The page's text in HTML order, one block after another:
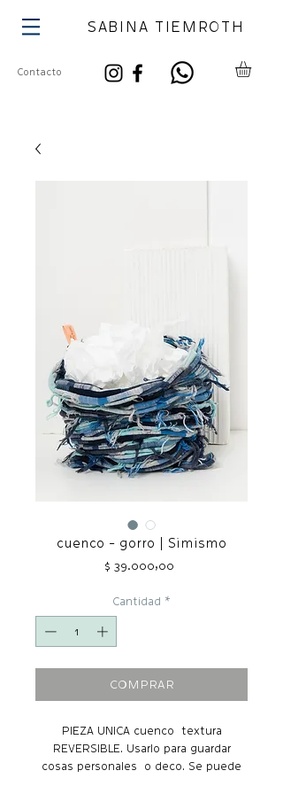
Contacto
SABINA TIEMROTH
cuenco - gorro | Simismo
$ 39.000,00
Cantidad *
COMPRAR
PIEZA UNICA cuenco textura
REVERSIBLE. Usarlo para guardar
cosas personales o deco. Se puede